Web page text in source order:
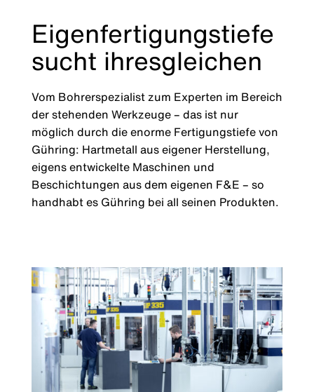
Eigenfertigungstiefe
sucht ihresgleichen
Vom Bohrerspezialist zum Experten im Bereich
der stehenden Werkzeuge – das ist nur
möglich durch die enorme Fertigungstiefe von
Gühring: Hartmetall aus eigener Herstellung,
eigens entwickelte Maschinen und
Beschichtungen aus dem eigenen F&E – so
handhabt es Gühring bei all seinen Produkten.